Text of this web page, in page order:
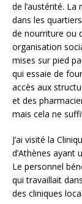
de l’austérité.
dans les
de nourriture ou
organisation
mises sur pied
qui essaie de
accès aux
et des
mais cela ne
J’ai visité la
d’Athènes ayant
Le personnel
qui travaillait
des cliniques